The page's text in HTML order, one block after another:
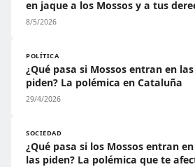
en jaque a los Mossos y a tus
8/5/2026
POLÍTICA
¿Qué pasa si Mossos entran en
piden? La polémica en Cataluña
29/4/2026
SOCIEDAD
¿Qué pasa si los Mossos entran
las piden? La polémica que te